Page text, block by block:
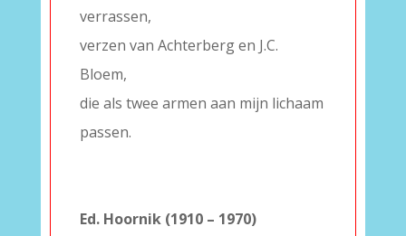
verrassen,
verzen van Achterberg en J.C.
Bloem,
die als twee armen aan mijn lichaam
passen.
Ed. Hoornik (1910 – 1970)